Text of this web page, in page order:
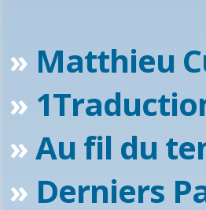
» Matthieu
»
»Au fil du
» Derniers